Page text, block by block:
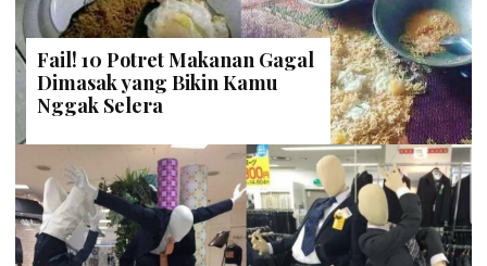
Fail! 10 Potret Makanan Gagal
Dimasak yang Bikin Kamu
Nggak Selera